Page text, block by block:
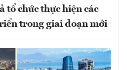
tổ chức thực hiện các
trong giai đoạn mới